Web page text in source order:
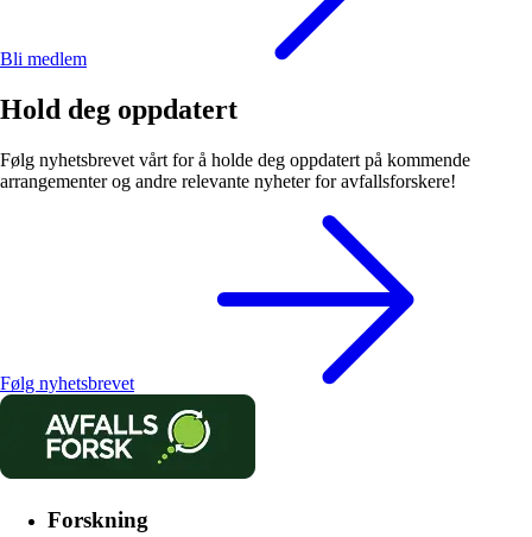
Bli medlem
Hold deg oppdatert
Følg nyhetsbrevet vårt for å holde deg oppdatert på kommende
arrangementer og andre relevante nyheter for avfallsforskere!
Følg nyhetsbrevet
Forskning